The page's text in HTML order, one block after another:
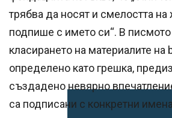
трябва да носят и смелостта на
подпише с името си“. В
класирането на материалите на
определено като грешка,
създадено невярно
са подписани с конкретни